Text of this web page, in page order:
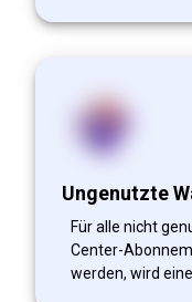
Ungenutzte
Für alle nicht
Center-
werden, wird